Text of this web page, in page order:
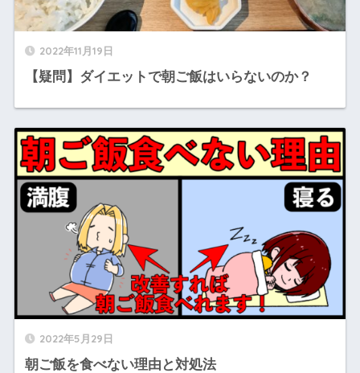
2022年11月19日
【疑問】ダイエットで朝ご飯はいらないのか？
2022年5月29日
朝ご飯を食べない理由と対処法